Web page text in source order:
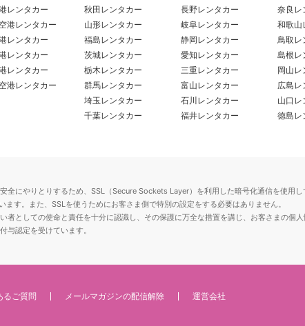
レンタカー
港レンタカー
レンタカー
レンタカー
レンタカー
港レンタカー
秋田レンタカー
山形レンタカー
福島レンタカー
茨城レンタカー
栃木レンタカー
群馬レンタカー
埼玉レンタカー
千葉レンタカー
長野レンタカー
岐阜レンタカー
静岡レンタカー
愛知レンタカー
三重レンタカー
富山レンタカー
石川レンタカー
福井レンタカー
奈良レ
和歌山
鳥取レ
島根レ
岡山レ
広島レ
山口レ
徳島レ
全にやりとりするため、SSL（Secure Sockets Layer）を利用した暗号化通信を使用
す。また、SSLを使うためにお客さま側で特別の設定をする必要はありません。
者としての使命と責任を十分に認識し、その保護に万全な措置を講じ、お客さまの個
与認定を受けています。
るご質問 メールマガジンの配信解除 運営会社